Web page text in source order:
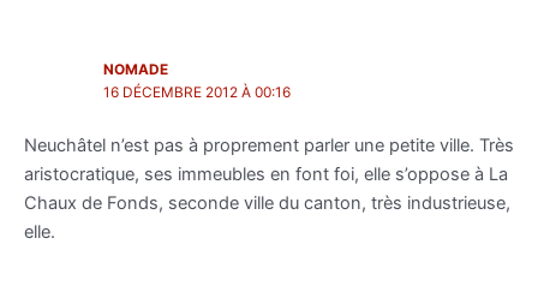
NOMADE
16 DÉCEMBRE 2012 À 00:16
Neuchâtel n’est pas à proprement parler une petite ville. Très
aristocratique, ses immeubles en font foi, elle s’oppose à La
Chaux de Fonds, seconde ville du canton, très industrieuse,
elle.